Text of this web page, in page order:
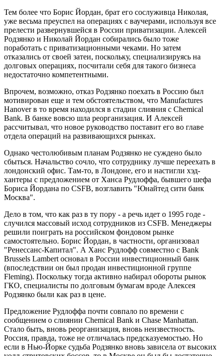
Тем более что Борис Йордан, брат его сослуживца Николая,
уже весьма преуспел на операциях с ваучерами, используя все
прелести развернувшейся в России приватизации. Алексей
Родзянко и Николай Йордан собирались было тоже
поработать с приватизационными чеками. Но затем
отказались от своей затеи, поскольку, специализируясь на
долговых операциях, посчитали себя для такого бизнеса
недостаточно компетентными.
Впрочем, возможно, отказ Родзянко поехать в Россию был
мотивирован еще и тем обстоятельством, что Manufactures
Hanover в то время находился в стадии слияния с Chemical
Bank. В банке вовсю шла реорганизация. И Алексей
рассчитывал, что новое руководство поставит его во главе
отдела операций на развивающихся рынках.
Однако честолюбивым планам Родзянко не суждено было
сбыться. Начальство сочло, что сотруднику лучше переехать в
лондонский офис. Там-то, в Лондоне, его и настигли хэд-
хантеры с предложением от Ханса Рудлоффа, бывшего шефа
Бориса Йордана по CSFB, возглавить "Юнайтед сити банк
Москва".
Дело в том, что как раз в ту пору - а речь идет о 1995 годе -
случился массовый исход сотрудников из CSFB. Менеджеры
решили поиграть на российском фондовом рынке
самостоятельно. Борис Йордан, в частности, организовал
"Ренессанс-Капитал". А Ханс Рудлофф совместно с Bank
Brussels Lambert основал в России инвестиционный банк
(впоследствии он был продан инвестиционной группе
Fleming). Поскольку тогда активно набирал обороты рынок
ГКО, специалисты по долговым бумагам вроде Алексея
Родзянко были как раз в цене.
Предложение Рудлоффа почти совпало по времени с
сообщением о слиянии Chemical Bank и Chase Manhattan.
Стало быть, вновь реорганизация, вновь неизвестность.
Россия, правда, тоже не отличалась предсказуемостью. Но
если в Нью-Йорке судьба Родзянко вновь зависела от высоких